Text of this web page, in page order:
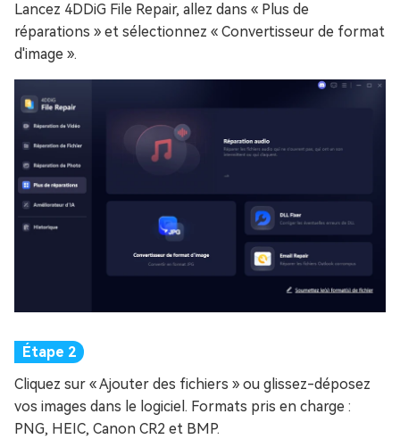
Lancez 4DDiG File Repair, allez dans « Plus de
réparations » et sélectionnez « Convertisseur de format
d'image ».
Cliquez sur « Ajouter des fichiers » ou glissez-déposez
vos images dans le logiciel. Formats pris en charge :
PNG, HEIC, Canon CR2 et BMP.